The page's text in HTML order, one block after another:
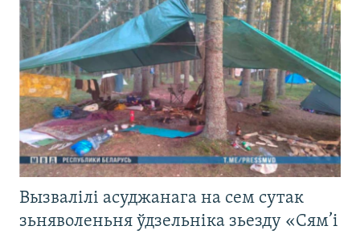
Вызвалілі асуджанага на сем сутак
зьняволеньня ўдзельніка зьезду «Сям’і